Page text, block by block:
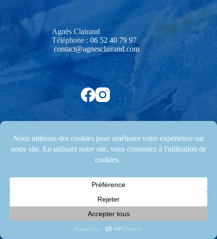
Agnès Clairand
Téléphone : 06 52 40 79 97‬
contact@agnesclairand.com